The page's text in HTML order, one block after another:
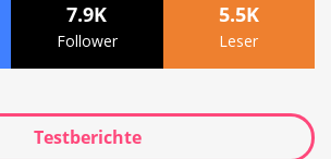
7.9K
Follower
5.5K
Leser
Testberichte